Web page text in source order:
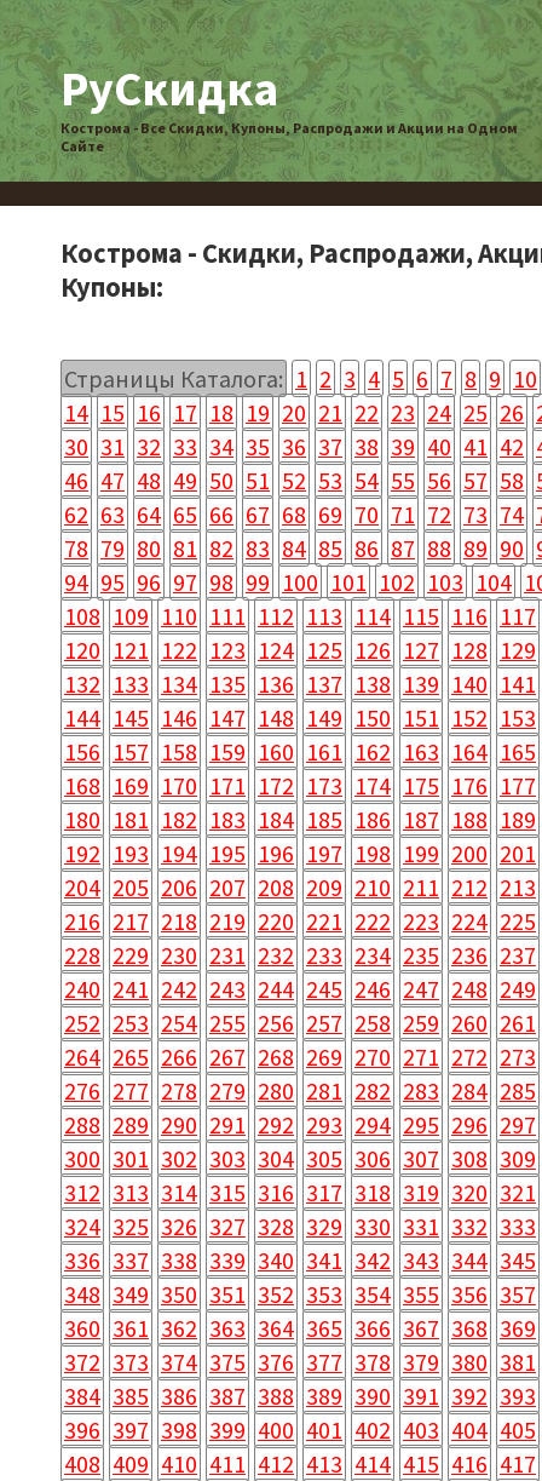
РуСкидка
Кострома - Все Скидки, Купоны, Распродажи и Акции на Одном
Сайте
Кострома - Скидки, Распродажи,
Купоны:
Страницы Каталога: 1 2 3 4 5 6 7 8 9 10
14 15 16 17 18 19 20 21 22 23 24 25 26
30 31 32 33 34 35 36 37 38 39 40 41 42
46 47 48 49 50 51 52 53 54 55 56 57 58
62 63 64 65 66 67 68 69 70 71 72 73 74
78 79 80 81 82 83 84 85 86 87 88 89 90
94 95 96 97 98 99 100 101 102 103 104
108 109 110 111 112 113 114 115 116 117
120 121 122 123 124 125 126 127 128 129
132 133 134 135 136 137 138 139 140 141
144 145 146 147 148 149 150 151 152 153
156 157 158 159 160 161 162 163 164 165
168 169 170 171 172 173 174 175 176 177
180 181 182 183 184 185 186 187 188 189
192 193 194 195 196 197 198 199 200 201
204 205 206 207 208 209 210 211 212 213
216 217 218 219 220 221 222 223 224 225
228 229 230 231 232 233 234 235 236 237
240 241 242 243 244 245 246 247 248 249
252 253 254 255 256 257 258 259 260 261
264 265 266 267 268 269 270 271 272 273
276 277 278 279 280 281 282 283 284 285
288 289 290 291 292 293 294 295 296 297
300 301 302 303 304 305 306 307 308 309
312 313 314 315 316 317 318 319 320 321
324 325 326 327 328 329 330 331 332 333
336 337 338 339 340 341 342 343 344 345
348 349 350 351 352 353 354 355 356 357
360 361 362 363 364 365 366 367 368 369
372 373 374 375 376 377 378 379 380 381
384 385 386 387 388 389 390 391 392 393
396 397 398 399 400 401 402 403 404 405
408 409 410 411 412 413 414 415 416 417